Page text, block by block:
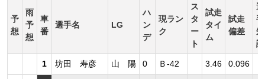
予
想
雨
予
想
車
番
選手名 LG
ハ
ン
デ
現ラン
ク
ス
タ
ー
ト
試走
タイ
ム
試走
偏差
選
手
短
評
1 坊田 寿彦 山 陽 0 Ｂ-42 3.46 0.096